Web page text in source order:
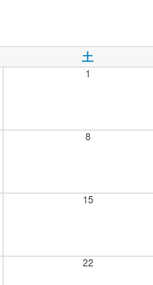
土
1
8
15
22